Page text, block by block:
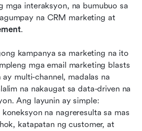
mga interaksyon, na bumubuo sa
pundasyon ng matagumpay na CRM marketing at
.
kampanya sa marketing na ito
mga email marketing blasts
multi-channel, madalas na
na nakaugat sa data-driven na
Ang layunin ay simple:
na nagreresulta sa mas
katapatan ng customer, at